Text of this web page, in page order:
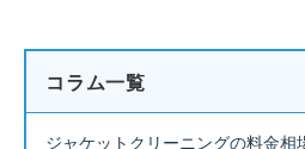
コラム一覧
ジャケットクリーニングの料金相